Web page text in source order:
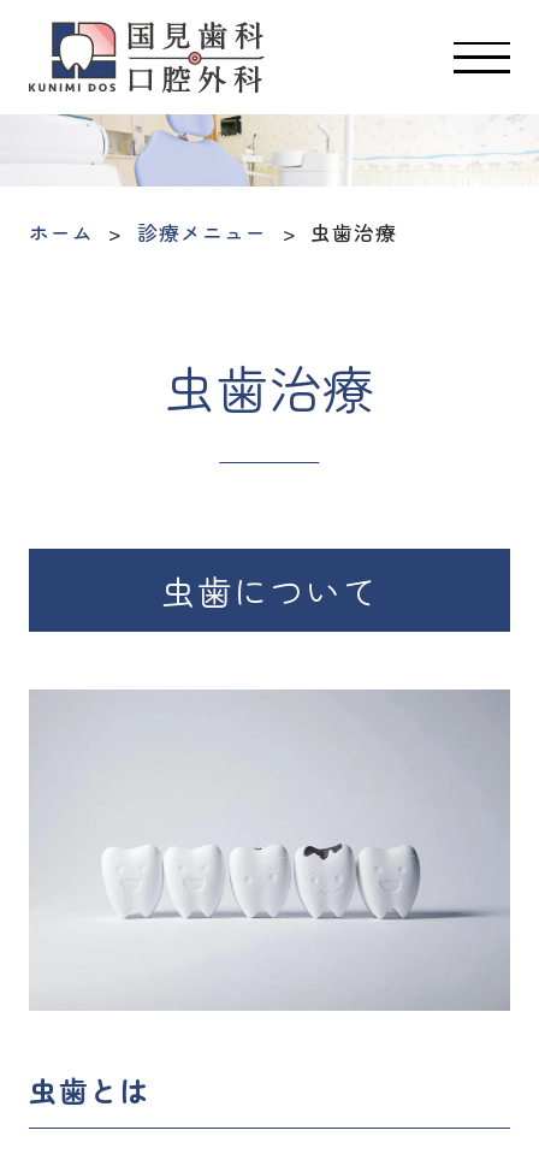
ホーム 診療メニュー 虫歯治療
虫歯治療
虫歯について
虫歯とは